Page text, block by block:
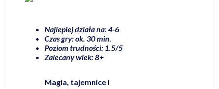
Najlepiej działa na: 4-6
Czas gry: ok. 30 min.
Poziom trudności: 1.5/5
Zalecany wiek: 8+
Magia, tajemnice i